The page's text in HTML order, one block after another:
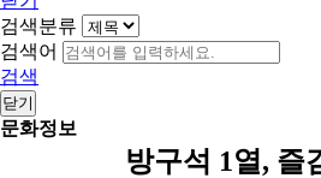
검색분류
검색어
검색
닫기
문화정보
방구석 1열, 즐